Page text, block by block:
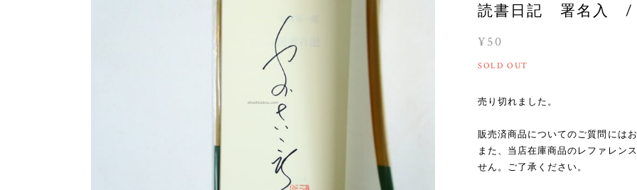
読書日記 署名入
¥50
SOLD OUT
売り切れました。
販売済商品についてのご質問には
また、当店在庫商品のレファレン
せん。ご了承ください。